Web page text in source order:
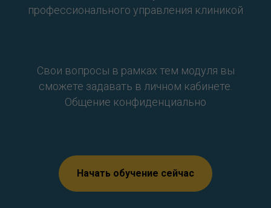
профессионального управления клиникой
Свои вопросы в рамках тем модуля вы
сможете задавать в личном кабинете.
Общение конфиденциально
Начать обучение сейчас